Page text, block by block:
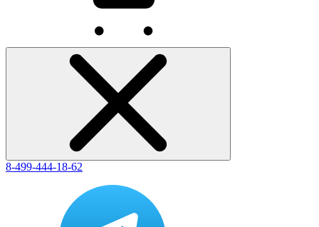
8-499-444-18-62